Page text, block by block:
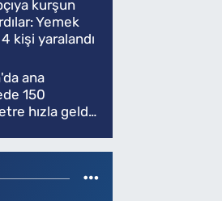
kurşun
Yemek
kişi yaralandı
ana
150
hızla geldi,